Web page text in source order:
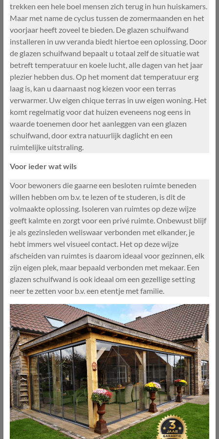
trekken een hele boel mensen zich terug in hun huiskamers.
Maar met name de cyclus tussen de zomermaanden en het
voorjaar heeft zoveel te bieden. De glazen schuifwand
installeren in uw veranda biedt hiertoe een oplossing. Door
de glazen schuifwand bepaalt u totaal zelf de situatie wat
betreft temperatuur en koele lucht, alle dagen van het jaar
plezier hebben dus. Op het moment dat temperatuur erg
laag is, kan u daarnaast nog kiezen voor een terras
verwarmer. Uw eigen chique terras in uw eigen woning. Het
komt regelmatig voor dat huizen eveneens nog eens in
waarde toenemen door het aanleggen van een glazen
schuifwand, door extra natuurlijk daglicht en een
ruimtelijke uitstraling.
Voor ieder wat wils
Voor bewoners die gaarne een besloten ruimte beneden
willen hebben om b.v. te lezen of te studeren, is dit de
volmaakte oplossing. Isoleren van ruimtes op deze wijze
geeft kalmte en zorgt voor een privé ruimte. Onbewust blijf
je als gezinsleden weliswaar verbonden met elkander, je
hebt immers wel visueel contact. Het op deze wijze
afscheiden van ruimtes is daarom ideaal voor gezinnen, elk
zijn eigen plek, maar bepaald verbonden met mekaar. Een
glazen schuifwand is ook ideaal om een gezellige setting
neer te zetten voor b.v. een etentje met familie.